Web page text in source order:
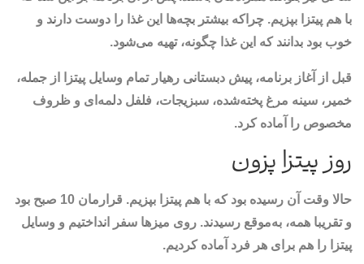
با هم پیتزا بپزیم. چراکه بیشتر بچه‌ها این غذا را دوست دارند و
خوب بود بدانند که این غذا چگونه، تهیه می‌شود.
قبل از آغاز برنامه، پیش دبستانی رهیار تمام وسایل پیتزا از جمله،
خمیر، سینه مرغ پخته‌شده، سبزیجات، فلفل دلمه‌‌ای و ظروف
مخصوص را آماده کرد.
روز پیتزا پزون
حالا وقت آن رسیده بود که با هم پیتزا بپزیم. قرارمان 10 صبح بود
و تقریبا همه، به‌موقع رسیدند. روی میزها سفر انداختیم و وسایل
پیتزا را هم برای هر فرد آماده کردیم.